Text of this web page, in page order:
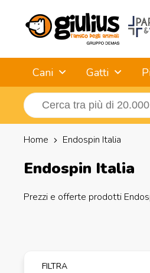
Cani Gatti
Home Endospin Italia
Endospin Italia
Prezzi e offerte prodotti
FILTRA